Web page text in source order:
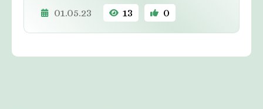
01.05.23 13 0